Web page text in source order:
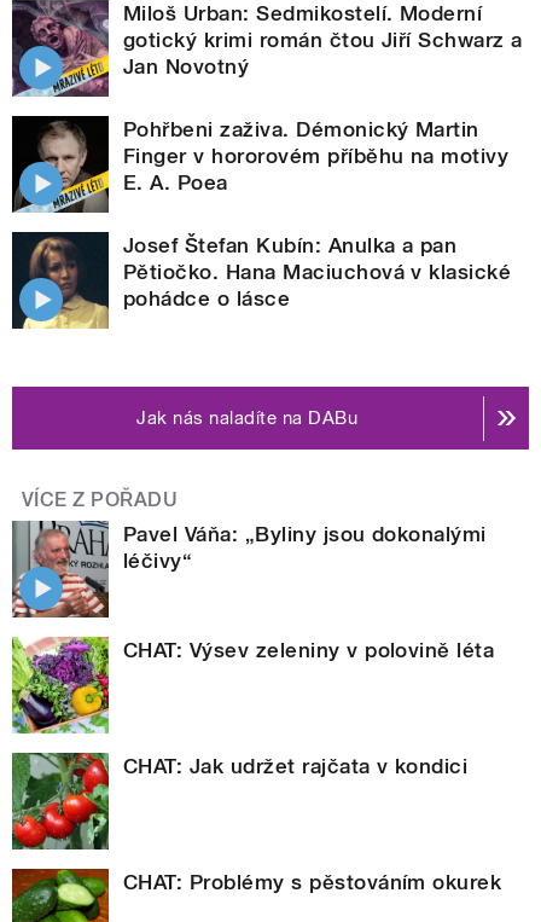
Miloš Urban: Sedmikostelí. Moderní
gotický krimi román čtou Jiří Schwarz a
Jan Novotný
Pohřbeni zaživa. Démonický Martin
Finger v hororovém příběhu na motivy
E. A. Poea
Josef Štefan Kubín: Anulka a pan
Pětiočko. Hana Maciuchová v klasické
pohádce o lásce
Jak nás naladíte na DABu
VÍCE Z POŘADU
Pavel Váňa: „Byliny jsou dokonalými
léčivy“
CHAT: Výsev zeleniny v polovině léta
CHAT: Jak udržet rajčata v kondici
CHAT: Problémy s pěstováním okurek